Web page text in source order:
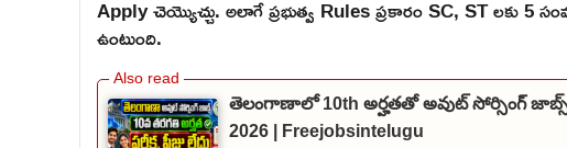
Apply చెయ్యొచ్చు. అలాగే ప్రభుత్వ Rules ప్రకారం SC, ST లకు 5
ఉంటుంది.
తెలంగాణాలో 10th అర్హతతో అవుట్ సోర్సింగ్ జాబ్స్
2026 | Freejobsintelugu